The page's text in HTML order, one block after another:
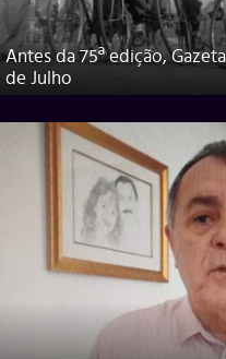
Antes da 75ª edição,
de Julho